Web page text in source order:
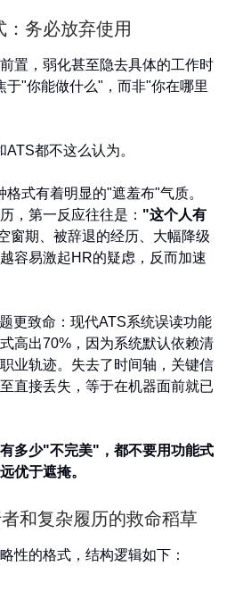
务必放弃使用
置，弱化甚至隐去具体的工作时
于"你能做什么"，而非"你在哪里
都不这么认为。
式有着明显的"遮羞布"气质。
，第一反应往往是： "这个人有
窗期、被辞退的经历、大幅降级
容易激起HR的疑虑，反而加速
更致命：现代ATS系统误读功能
高出70%，因为系统默认依赖清
业轨迹。失去了时间轴，关键信
直接丢失，等于在机器面前就已
多少"不完美"，都不要用功能式
优于遮掩。
和复杂履历的救命稻草
性的格式，结构逻辑如下：